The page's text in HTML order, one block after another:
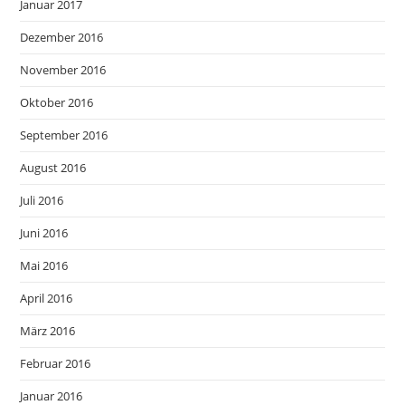
Januar 2017
Dezember 2016
November 2016
Oktober 2016
September 2016
August 2016
Juli 2016
Juni 2016
Mai 2016
April 2016
März 2016
Februar 2016
Januar 2016